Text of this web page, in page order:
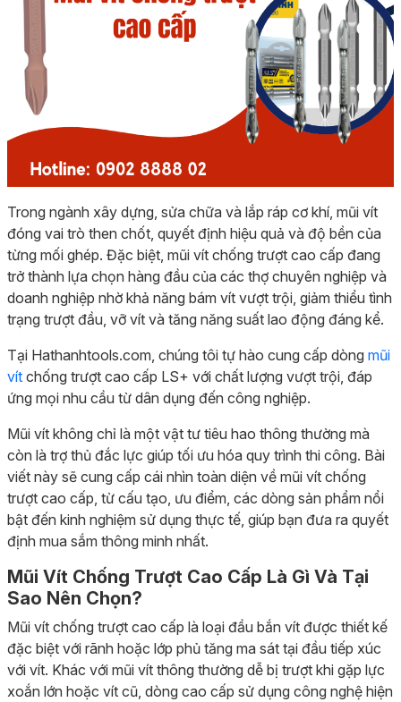
Trong ngành xây dựng, sửa chữa và lắp ráp cơ khí, mũi vít
đóng vai trò then chốt, quyết định hiệu quả và độ bền của
từng mối ghép. Đặc biệt, mũi vít chống trượt cao cấp đang
trở thành lựa chọn hàng đầu của các thợ chuyên nghiệp và
doanh nghiệp nhờ khả năng bám vít vượt trội, giảm thiểu tình
trạng trượt đầu, vỡ vít và tăng năng suất lao động đáng kể.
Tại Hathanhtools.com, chúng tôi tự hào cung cấp dòng mũi
vít chống trượt cao cấp LS+ với chất lượng vượt trội, đáp
ứng mọi nhu cầu từ dân dụng đến công nghiệp.
Mũi vít không chỉ là một vật tư tiêu hao thông thường mà
còn là trợ thủ đắc lực giúp tối ưu hóa quy trình thi công. Bài
viết này sẽ cung cấp cái nhìn toàn diện về mũi vít chống
trượt cao cấp, từ cấu tạo, ưu điểm, các dòng sản phẩm nổi
bật đến kinh nghiệm sử dụng thực tế, giúp bạn đưa ra quyết
định mua sắm thông minh nhất.
Mũi Vít Chống Trượt Cao Cấp Là Gì Và Tại
Sao Nên Chọn?
Mũi vít chống trượt cao cấp là loại đầu bắn vít được thiết kế
đặc biệt với rãnh hoặc lớp phủ tăng ma sát tại đầu tiếp xúc
với vít. Khác với mũi vít thông thường dễ bị trượt khi gặp lực
xoắn lớn hoặc vít cũ, dòng cao cấp sử dụng công nghệ hiện